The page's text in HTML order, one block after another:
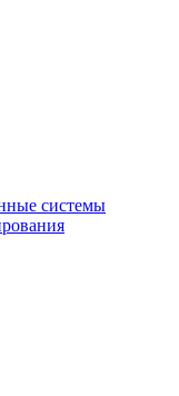
системы